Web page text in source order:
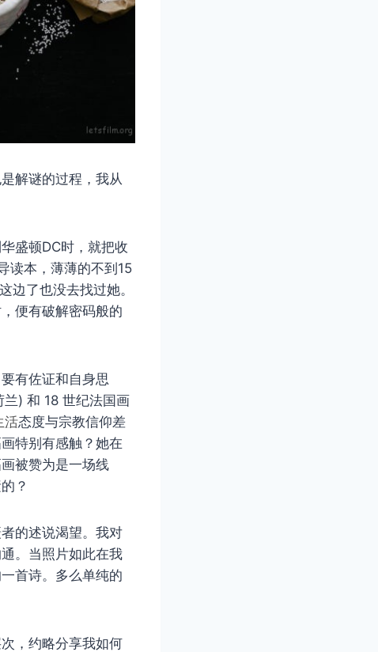
解谜的过程，我从
盛顿DC时，就把收
读本，薄薄的不到15
边了也没去找过她。
便有破解密码般的
有佐证和自身思
) 和 18 世纪法国画
活态度与宗教信仰差
特别有感触？她在
被赞为是一场线
？
的述说渴望。我对
。当照片如此在我
首诗。多么单纯的
，约略分享我如何